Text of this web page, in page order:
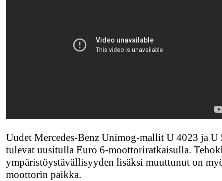
Uudet Mercedes-Benz Unimog-mallit U 4023 ja U
tulevat uusitulla Euro 6-moottoriratkaisulla.
ympäristöystävällisyyden lisäksi muuttunut on
moottorin paikka.